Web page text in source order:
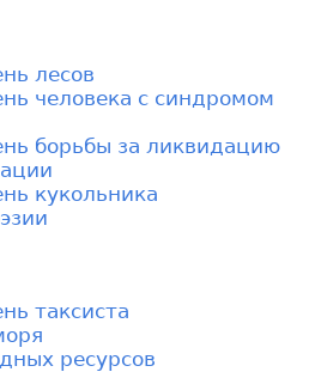
лесов
человека с синдромом
борьбы за ликвидацию
кукольника
таксиста
ресурсов